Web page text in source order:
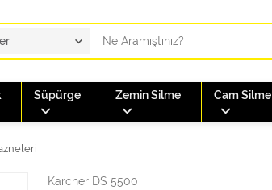
Süpürge Zemin Silme Cam Silme
Karcher DS 5500